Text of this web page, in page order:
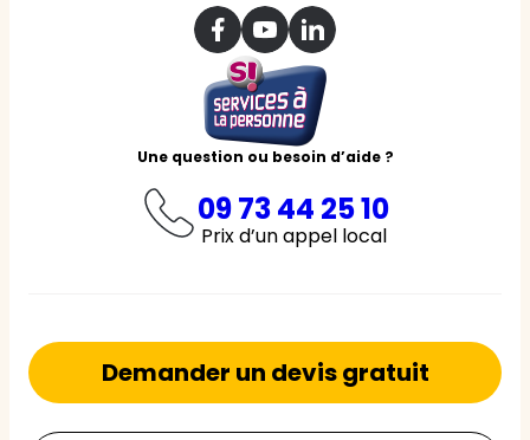
Une question ou besoin d’aide ?
09 73 44 25 10
Prix d’un appel local
Demander un devis gratuit